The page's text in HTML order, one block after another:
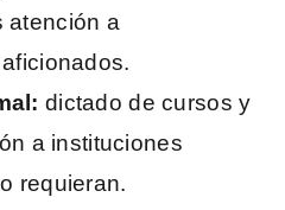
atención a
dictado de cursos y
a instituciones
requieran.